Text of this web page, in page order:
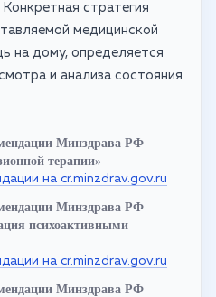
стратегия
медицинской
на дому, определяется
и анализа состояния
Минздрава РФ
терапии»
на cr.minzdrav.gov.ru
Минздрава РФ
психоактивными
на cr.minzdrav.gov.ru
Минздрава РФ